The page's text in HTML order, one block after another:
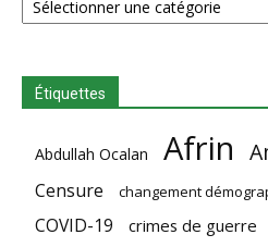
Étiquettes
Abdullah Ocalan Afrin
Censure changement
COVID-19 crimes de guerre